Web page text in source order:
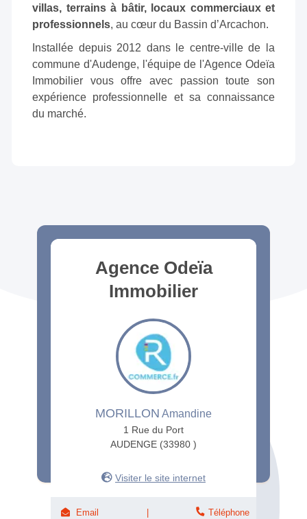
villas, terrains à bâtir, locaux commerciaux et
professionnels, au cœur du Bassin d’Arcachon.
Installée depuis 2012 dans le centre-ville de la
commune d'Audenge, l'équipe de l'Agence Odeïa
Immobilier vous offre avec passion toute son
expérience professionnelle et sa connaissance
du marché.
Agence Odeïa
Immobilier
MORILLON Amandine
1 Rue du Port
AUDENGE (33980 )
Visiter le site internet
Email Téléphone